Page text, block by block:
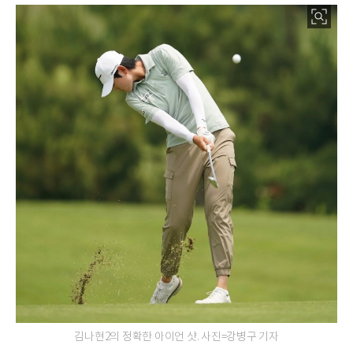
김나현2의 정확한 아이언 샷. 사진=강병구 기자